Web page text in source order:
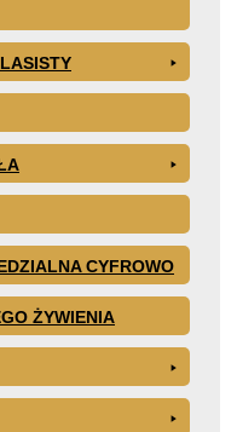
CYFROWO
ŻYWIENIA